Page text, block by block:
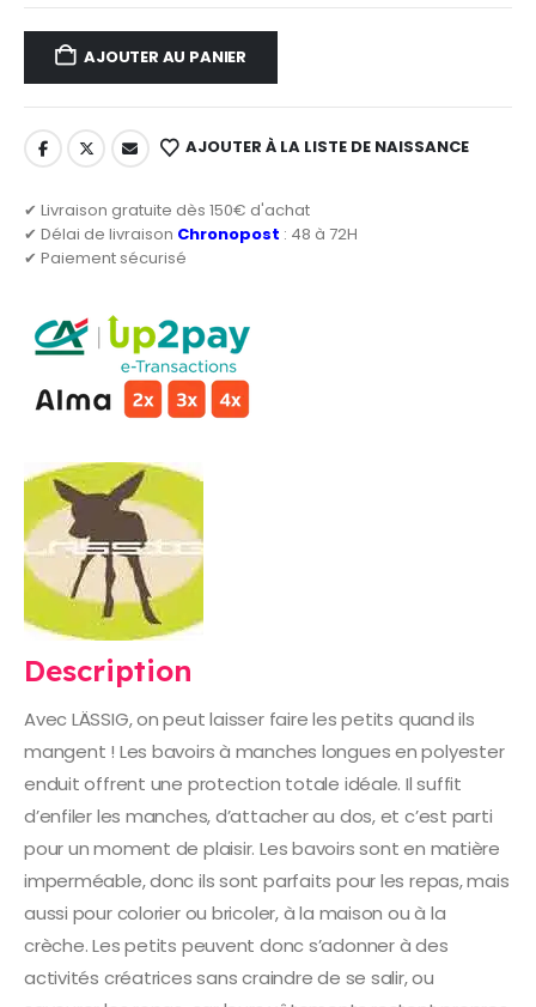
AJOUTER AU PANIER
AJOUTER À LA LISTE DE NAISSANCE
✔ Livraison gratuite dès 150€ d'achat
✔ Délai de livraison Chronopost : 48 à 72H
✔ Paiement sécurisé
Description
Avec LÄSSIG, on peut laisser faire les petits quand ils
mangent ! Les bavoirs à manches longues en polyester
enduit offrent une protection totale idéale. Il suffit
d’enfiler les manches, d’attacher au dos, et c’est parti
pour un moment de plaisir. Les bavoirs sont en matière
imperméable, donc ils sont parfaits pour les repas, mais
aussi pour colorier ou bricoler, à la maison ou à la
crèche. Les petits peuvent donc s’adonner à des
activités créatrices sans craindre de se salir, ou